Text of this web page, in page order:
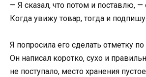
— Я сказал, что потом и поставлю,
Когда увижу товар, тогда и подпишу.
Я попросила его сделать отметку по
Он написал коротко, сухо и
не поступало, место хранения